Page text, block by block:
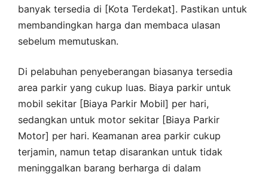
banyak tersedia di [Kota Terdekat]. Pastikan untuk
membandingkan harga dan membaca ulasan
sebelum memutuskan.
Di pelabuhan penyeberangan biasanya tersedia
area parkir yang cukup luas. Biaya parkir untuk
mobil sekitar [Biaya Parkir Mobil] per hari,
sedangkan untuk motor sekitar [Biaya Parkir
Motor] per hari. Keamanan area parkir cukup
terjamin, namun tetap disarankan untuk tidak
meninggalkan barang berharga di dalam